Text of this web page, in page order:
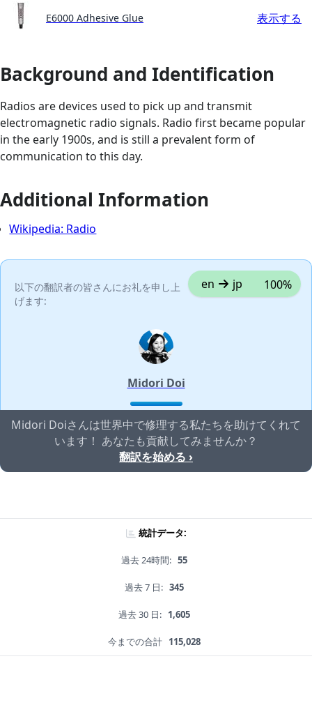
E6000 Adhesive Glue 表示する
Background and Identification
Radios are devices used to pick up and transmit
electromagnetic radio signals. Radio first became popular
in the early 1900s, and is still a prevalent form of
communication to this day.
Additional Information
Wikipedia: Radio
以下の翻訳者の皆さんにお礼を申し上
げます:
en jp 100%
Midori Doi
Midori Doiさんは世界中で修理する私たちを助けてくれて
います！ あなたも貢献してみませんか？
翻訳を始める ›
統計データ:
過去 24時間: 55
過去 7 日: 345
過去 30 日: 1,605
今までの合計 115,028